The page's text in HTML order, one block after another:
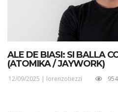
ALE DE BIASI: SI BALLA
(ATOMIKA / JAYWORK)
12/09/2025 | lorenzotiezzi